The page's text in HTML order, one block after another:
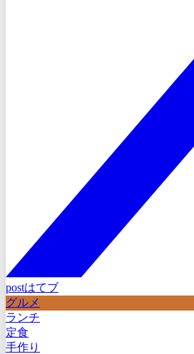
postはてブ
グルメ
ランチ
定食
手作り